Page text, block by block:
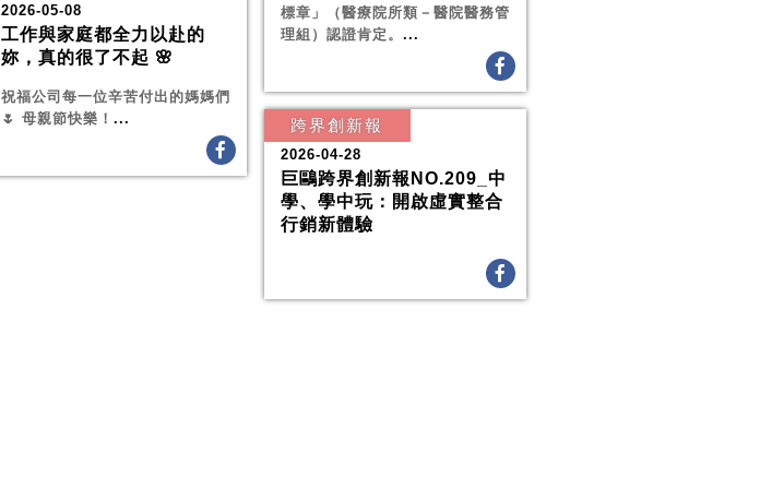
標章」（醫療院所類－醫院醫務管
理組）認證肯定。 ...
2026-05-08
工作與家庭都全力以赴的
妳，真的很了不起 🌸
祝福公司每一位辛苦付出的媽媽們
🌷 母親節快樂！ ... 跨界創新報
2026-04-28
巨鷗跨界創新報NO.209_中
學、學中玩：開啟虛實整合
行銷新體驗